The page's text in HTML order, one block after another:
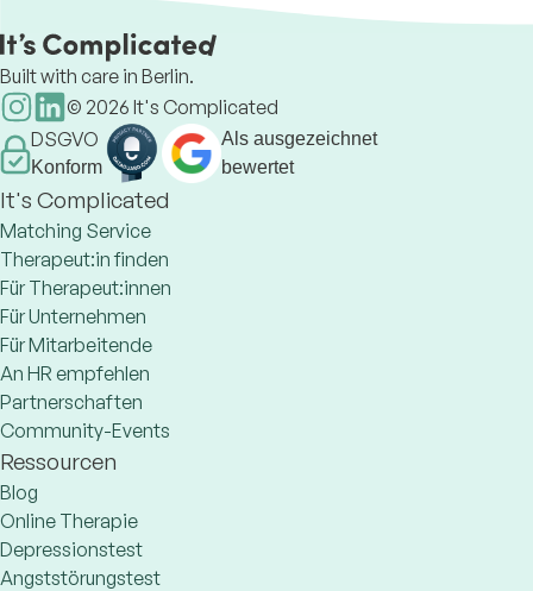
Built with care in Berlin.
© 2026 It's Complicated
DSGVO
Konform
Als ausgezeichnet
bewertet
It's Complicated
Matching Service
Therapeut:in finden
Für Therapeut:innen
Für Unternehmen
Für Mitarbeitende
An HR empfehlen
Partnerschaften
Community-Events
Ressourcen
Blog
Online Therapie
Depressionstest
Angststörungstest